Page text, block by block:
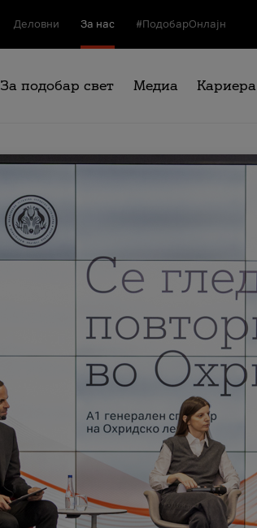
Деловни За нас #ПодобарОнлајн
За подобар свет Медиа Кариера